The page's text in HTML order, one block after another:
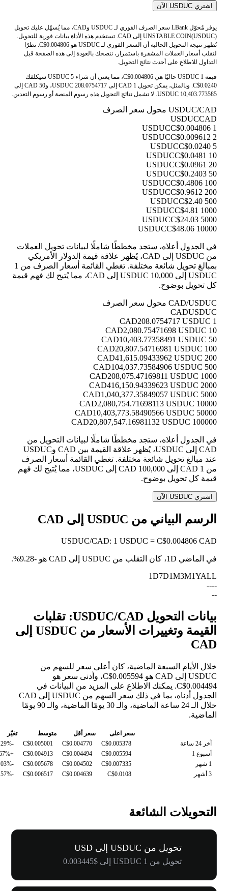
اشتري USDUC الآن
يوفر مُحوّل LBank سعر الصرف الفوري لـ USDUC وCAD، مما يُسهّل عليك تحويل
UNSTABLE COIN(USDUC) إلى CAD. تستخدم هذه الأداة بيانات فورية للتحويل.
تُظهر نتيجة التحويل الحالية أن السعر الفوري لـ USDUC هو C$0.004806. نظرًا
لتقلب أسعار العملات المشفرة باستمرار، ننصحك بالعودة إلى هذه الصفحة قبل
التداول للاطلاع على أحدث نتائج التحويل.
قيمة 1 USDUC حاليًا هي C$0.004806، مما يعني أن شراء 5 USDUC سيكلفك
C$0.0240. وبالمثل، يمكن تحويل 1 CAD إلى 208.0754717 USDUC، و50 CAD إلى
10,403.773585 USDUC. لا تشمل نتائج التحويل هذه رسوم المنصة أو رسوم التعدين.
USDUC/CAD محول سعر الصرف
USDUCCAD
1 USDUC
C$0.004806
2 USDUC
C$0.009612
5 USDUC
C$0.0240
10 USDUC
C$0.0481
20 USDUC
C$0.0961
50 USDUC
C$0.2403
100 USDUC
C$0.4806
200 USDUC
C$0.9612
500 USDUC
C$2.40
1000 USDUC
C$4.81
5000 USDUC
C$24.03
10000 USDUC
C$48.06
في الجدول أعلاه، ستجد مخططًا شاملًا لبيانات تحويل العملات
من USDUC إلى CAD، يُظهر علاقة قيمة الدولار الأمريكي
بمبالغ تحويل شائعة مختلفة. تغطي القائمة أسعار الصرف من 1
USDUC إلى 10,000 USDUC إلى CAD، مما يُتيح لك فهم قيمة
كل تحويل بوضوح.
CAD/USDUC محول سعر الصرف
CADUSDUC
1 CAD
208.0754717 USDUC
10 CAD
2,080.75471698 USDUC
50 CAD
10,403.77358491 USDUC
100 CAD
20,807.54716981 USDUC
200 CAD
41,615.09433962 USDUC
500 CAD
104,037.73584906 USDUC
1000 CAD
208,075.47169811 USDUC
2000 CAD
416,150.94339623 USDUC
5000 CAD
1,040,377.35849057 USDUC
10000 CAD
2,080,754.71698113 USDUC
50000 CAD
10,403,773.58490566 USDUC
100000 CAD
20,807,547.16981132 USDUC
في الجدول أعلاه، ستجد مخططًا شاملًا لبيانات التحويل من
CAD إلى USDUC، يُظهر علاقة القيمة بين CAD وUSDUC
عند مبالغ تحويل شائعة مختلفة. تغطي القائمة أسعار الصرف
من 1 CAD إلى 100,000 CAD إلى USDUC، مما يُتيح لك فهم
قيمة كل تحويل بوضوح.
اشتري USDUC الآن
الرسم البياني من USDUC إلى CAD
USDUC/CAD: 1 USDUC = C$0.004806 CAD
في الماضي 1D، كان التقلب من USDUC إلى CAD هو -9.28%
.
1D7D1M3M1YALL
--
--
--
بيانات التحويل USDUC/CAD: تقلبات
القيمة وتغييرات الأسعار من USDUC إلى
CAD
خلال الأيام السبعة الماضية، كان أعلى سعر للسهم من
USDUC إلى CAD هو C$0.005594، وأدنى سعر هو
C$0.004494. يمكنك الاطلاع على المزيد من البيانات في
الجدول أدناه، بما في ذلك سعر السهم من USDUC إلى CAD
خلال الـ 24 ساعة الماضية، والـ 30 يومًا الماضية، والـ 90 يومًا
الماضية.
سعر اعلى سعر أقل متوسط
تغيّر
آخر 24 ساعة
C$0.005378
C$0.004770
C$0.005001
-9.29%
أسبوع 1
C$0.005594
C$0.004494
C$0.004913
+5.67%
1 شهر
C$0.007335
C$0.004502
C$0.005678
-15.03%
3 أشهر
C$0.0108
C$0.004639
C$0.006517
-54.57%
التحويلات الشائعة
تحويل من USDUC إلى USD
تحويل من 1 USDUC إلى $0.003445